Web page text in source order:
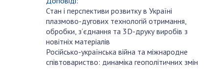
Стан і перспективи розвитку в Україні
плазмово-дугових технологій отримання,
обробки, з’єднання та 3D-друку виробів з
новітніх матеріалів
Російсько-українська війна та міжнародне
співтовариство: динаміка геополітичних змін